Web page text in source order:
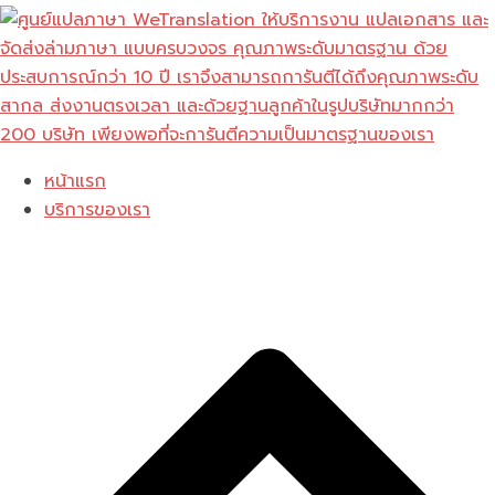
Skip
to
content
หน้าแรก
บริการของเรา